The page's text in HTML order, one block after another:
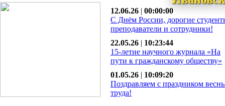
12.06.26 | 00:00:00
С Днём России, дорогие
преподаватели и сотрудники!
22.05.26 | 10:23:44
15-летие научного журнала «На
пути к гражданскому обществу»
01.05.26 | 10:09:20
Поздравляем с праздником
труда!